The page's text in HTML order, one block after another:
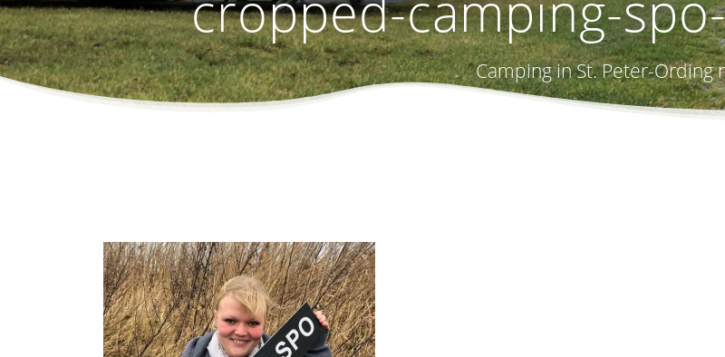
Camping in St. Peter-